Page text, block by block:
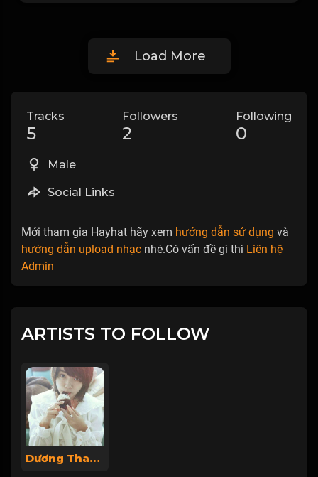
Load More
Tracks
5
Followers
2
Following
0
Male
Social Links
Mới tham gia Hayhat hãy xem hướng dẫn sử dụng và
hướng dẫn upload nhạc nhé.Có vấn đề gì thì Liên hệ
Admin
ARTISTS TO FOLLOW
Dương Thanh Lin